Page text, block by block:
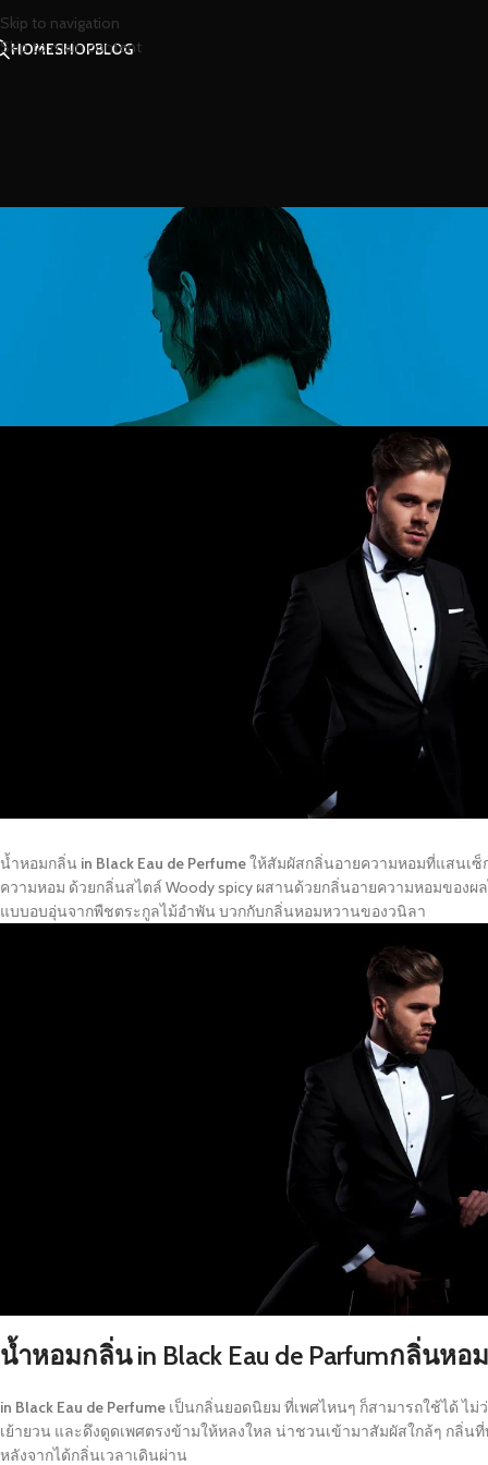
Skip to navigation
Skip to main content
HOMESHOPBLOG
อินแบล็ค กลิ่นหอมเซ็
น้ำหอมกลิ่น in Black Eau de Perfumeให้สัมผัสกลิ่นอายความหอมที่แสนเซ็
ความหอม ด้วยกลิ่นสไตล์ Woody spicy ผสานด้วยกลิ่นอายความหอมของ
แบบอบอุ่นจากพืชตระกูลไม้อำพัน บวกกับกลิ่นหอมหวานของวนิลา
น้ำหอมกลิ่นin Black Eau de Parfumกลิ่นหอ
in Black Eau de Perfume เป็นกลิ่นยอดนิยม ที่เพศไหนๆ ก็สามารถใช้ได้ ไ
เย้ายวน และดึงดูดเพศตรงข้ามให้หลงใหล น่าชวนเข้ามาสัมผัสใกล้ๆ กลิ่
หลังจากได้กลิ่นเวลาเดินผ่าน